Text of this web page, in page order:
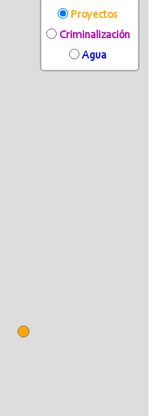
Proyectos
Criminalización
Agua